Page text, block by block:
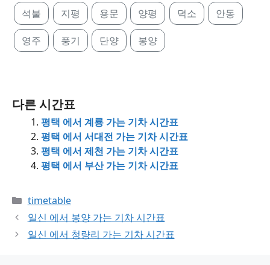
석불 지평 용문 양평 덕소 안동
영주 풍기 단양 봉양
다른 시간표
평택 에서 계룡 가는 기차 시간표
평택 에서 서대전 가는 기차 시간표
평택 에서 제천 가는 기차 시간표
평택 에서 부산 가는 기차 시간표
Categories
timetable
일신 에서 봉양 가는 기차 시간표
일신 에서 청량리 가는 기차 시간표